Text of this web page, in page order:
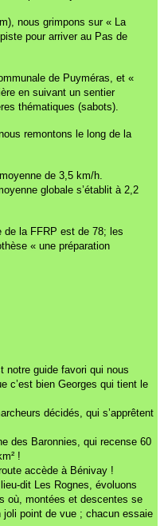
nous grimpons sur « La
pour arriver au Pas de
de Puyméras, et «
en suivant un sentier
thématiques (sabots).
remontons le long de la
de 3,5 km/h.
globale s’établit à 2,2
de la FFRP est de 78; les
« une préparation
notre guide favori qui nous
c’est bien Georges qui tient le
décidés, qui s’apprêtent
des Baronnies, qui recense 60
!
accède à Bénivay !
dit Les Rognes, évoluons
où, montées et descentes se
point de vue ; chacun essaie